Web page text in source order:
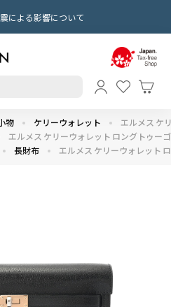
による影響について
物 ケリーウォレット
エルメス ケ
エルメス ケリーウォレット ロングトゥー
長財布 エルメス ケリーウォレット